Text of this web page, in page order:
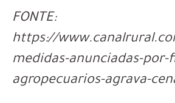
FONTE:
https://
medidas-anunciadas-por-
agropecuarios-agrava-